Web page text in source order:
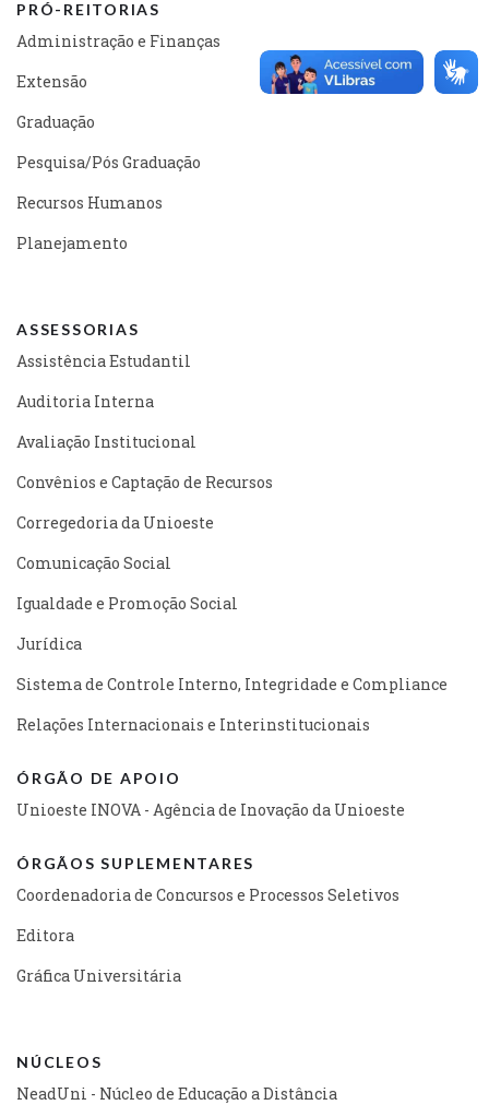
PRÓ-REITORIAS
Administração e Finanças
Extensão
Graduação
Pesquisa/Pós Graduação
Recursos Humanos
Planejamento
ASSESSORIAS
Assistência Estudantil
Auditoria Interna
Avaliação Institucional
Convênios e Captação de Recursos
Corregedoria da Unioeste
Comunicação Social
Igualdade e Promoção Social
Jurídica
Sistema de Controle Interno, Integridade e Compliance
Relações Internacionais e Interinstitucionais
ÓRGÃO DE APOIO
Unioeste INOVA - Agência de Inovação da Unioeste
ÓRGÃOS SUPLEMENTARES
Coordenadoria de Concursos e Processos Seletivos
Editora
Gráfica Universitária
NÚCLEOS
NeadUni - Núcleo de Educação a Distância